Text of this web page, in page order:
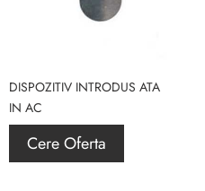
DISPOZITIV INTRODUS ATA
IN AC
Cere Oferta